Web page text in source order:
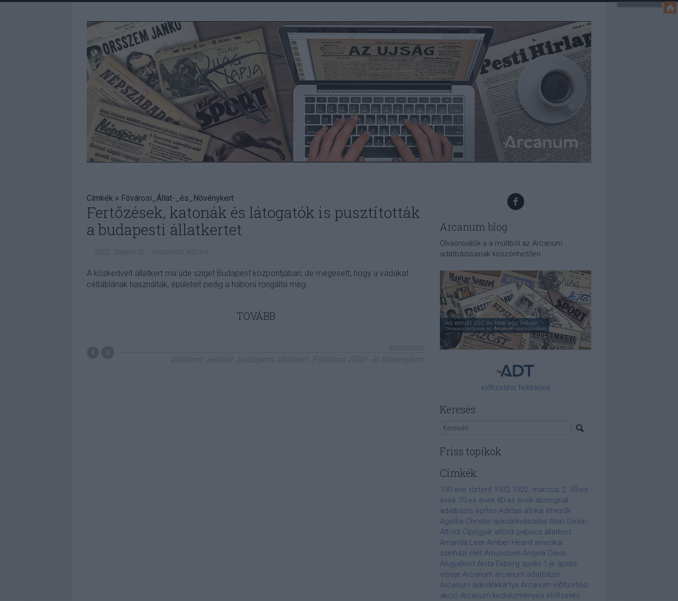
Címkék » Fóvárosi_Állat-_és_Növénykert
Fertőzések, katonák és látogatók is pusztították
a budapesti állatkertet
2022. május 11. arcanum admin
A közkedvelt állatkert ma üde sziget Budapest központjában, de megesett, hogy a vadakat
céltáblának használták, épületeit pedig a háború rongálta meg.
TOVÁBB
komment
állatkert elefánt budapesti állatkert Fóvárosi Állat- és Növénykert
Arcanum blog
Olvasnivalók a a múltból az Arcanum
adatbázisainak köszönhetően
előfizetési feltételek
Keresés
Friss topikok
Címkék
100 éve történt 1922 1922. március 2. 50-es
évek 70-es évek 80-as évek aboriginal
adatbázis építés Adidas afrikai éhezők
Agatha Christie ajándékvásárlás Alain Delon
Alföldi Cipőgyár alföldi papucs állatkert
Amanda Lear Amber Heard amerikai
színházi élet Amundsen Angela Davis
Angyalkert Anita Ekberg április 1-je április
elseje Arcanum arcanum adatbázis
Arcanum ajándékkártya Arcanum előfizetési
akció Arcanum kedvezményes előfizetés